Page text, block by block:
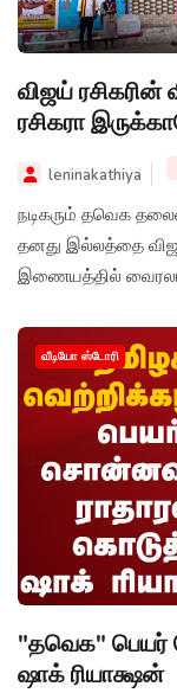
விஜய்
ரசிகரா
leninakathiya
நடிகரும் தவெக
தனது இல்லத்தை
இணையத்தில்
வீடியோ ஸ்டோரி
"தவெக" பெயர்
ஷாக் ரியாக்ஷன்